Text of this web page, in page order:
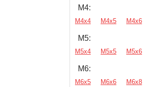
М4:
М4х4 М4х5 М4х6
М5:
М5х4 М5х5 М5х6
М6:
М6х5 М6х6 М6х8